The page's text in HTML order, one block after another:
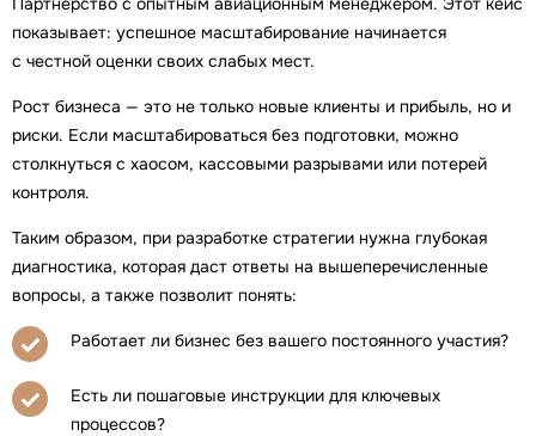
показывает: успешное масштабирование начинается
с честной оценки своих слабых мест.
Рост бизнеса — это не только новые клиенты и прибыль, но и
риски. Если масштабироваться без подготовки, можно
столкнуться с хаосом, кассовыми разрывами или потерей
контроля.
Таким образом, при разработке стратегии нужна глубокая
диагностика, которая даст ответы на вышеперечисленные
вопросы, а также позволит понять:
Работает ли бизнес без вашего постоянного участия?
Есть ли пошаговые инструкции для ключевых
процессов?